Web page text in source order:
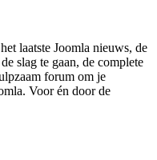
laatste Joomla nieuws, de
slag te gaan, de complete
forum om je
Voor én door de